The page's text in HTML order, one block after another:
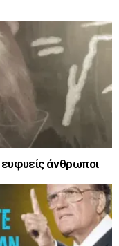
άνθρωποι